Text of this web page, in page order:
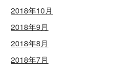
2018年10月
2018年9月
2018年8月
2018年7月